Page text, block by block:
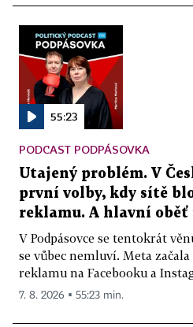
55:23
PODCAST PODPÁSOVKA
Utajený problém. V
první volby, kdy sítě
reklamu. A hlavní oběť
V Podpásovce se tentokrát
se vůbec nemluví. Meta
reklamu na Facebooku a
7. 8. 2026 ▪ 55:23 min.